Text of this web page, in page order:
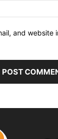
and website